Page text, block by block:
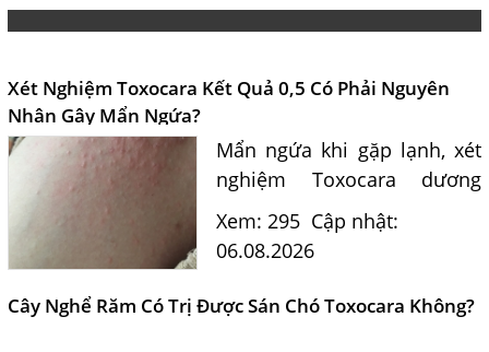
Xét Nghiệm Toxocara Kết Quả 0,5 Có Phải Nguyên
Nhân Gây Mẩn Ngứa?
Mẩn ngứa khi gặp lạnh, xét
nghiệm Toxocara dương
tính 0,5 có phải nguyên
nhân? Tiến sĩ Bác sĩ Nguyễn
điều trị và phòng ngừa sán...
Xem: 295 Cập nhật:
06.08.2026
Cây Nghể Răm Có Trị Được Sán Chó Toxocara Không?